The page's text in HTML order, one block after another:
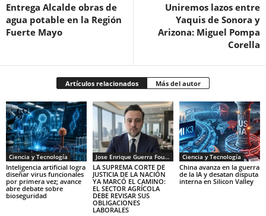
Entrega Alcalde obras de
agua potable en la Región
Fuerte Mayo
Uniremos lazos entre
Yaquis de Sonora y
Arizona: Miguel Pompa
Corella
Artículos relacionados Más del autor
Ciencia y Tecnología
Inteligencia artificial logra
diseñar virus funcionales
por primera vez; avance
abre debate sobre
bioseguridad
Jose Enrique Guerra Fourcade
LA SUPREMA CORTE DE
JUSTICIA DE LA NACIÓN
YA MARCÓ EL CAMINO:
EL SECTOR AGRÍCOLA
DEBE REVISAR SUS
OBLIGACIONES
LABORALES
Ciencia y Tecnología
China avanza en la guerra
de la IA y desatan disputa
interna en Silicon Valley